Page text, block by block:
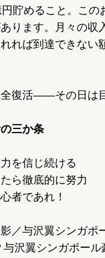
貯めること。こ
ります。月々の収
れば到達できない
復活――その日は目
三か条
を信じ続ける
ら徹底的に努力
者であれ！
／与沢翼シンガポ
沢翼シンガポー